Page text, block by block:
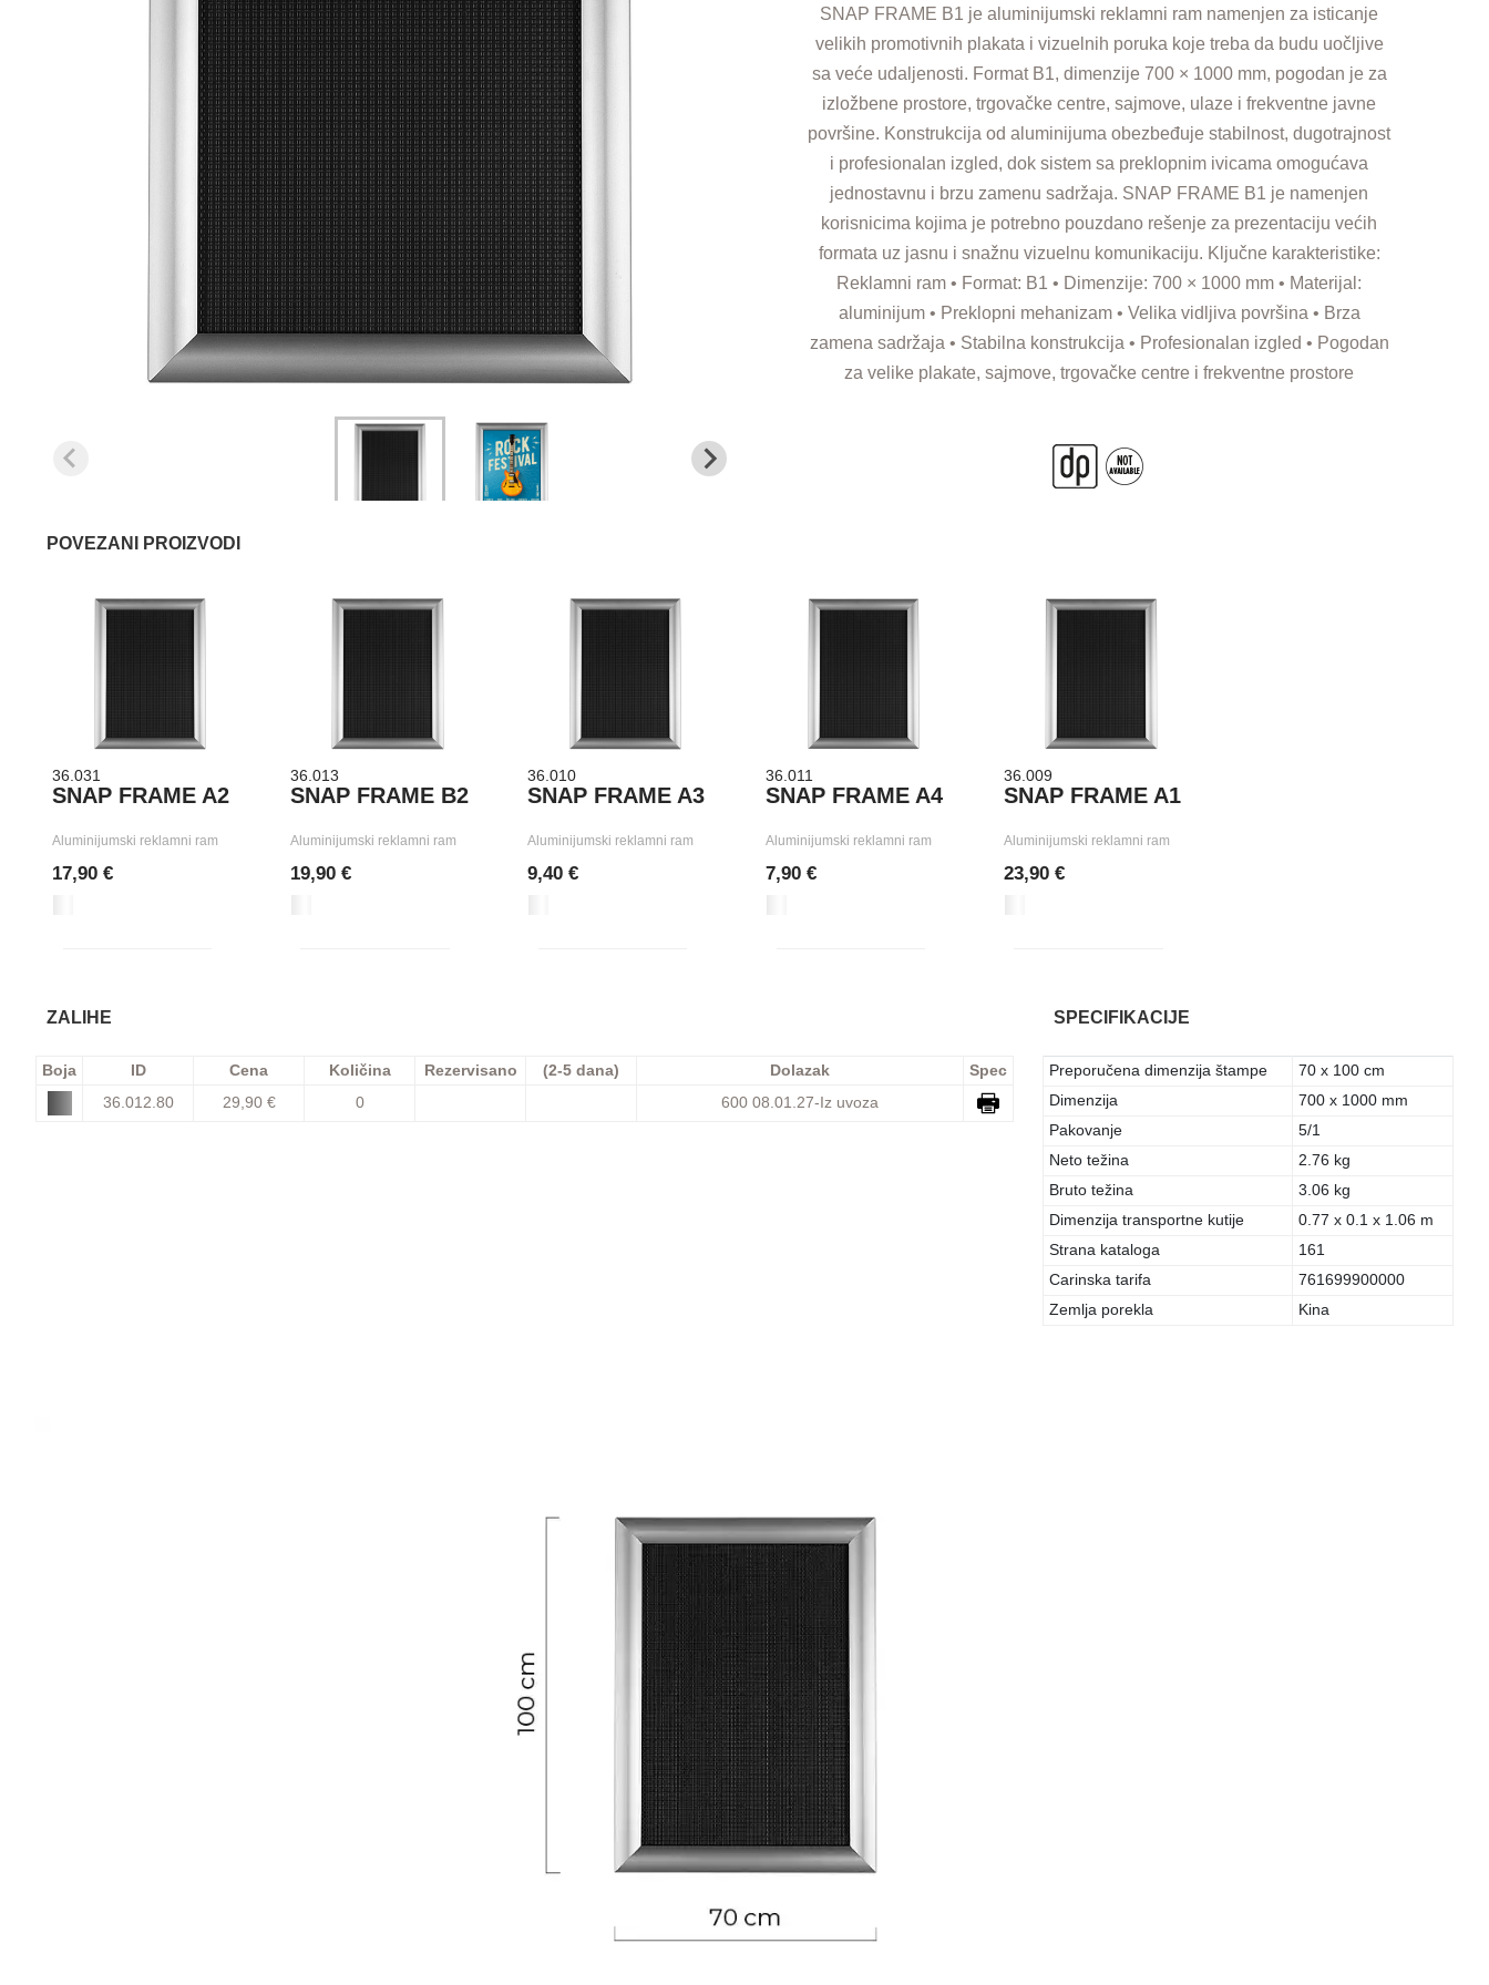
SNAP FRAME B1 je aluminijumski reklamni ram namenjen za isticanje
velikih promotivnih plakata i vizuelnih poruka koje treba da budu uočljive
sa veće udaljenosti. Format B1, dimenzije 700 × 1000 mm, pogodan je za
izložbene prostore, trgovačke centre, sajmove, ulaze i frekventne javne
površine. Konstrukcija od aluminijuma obezbeđuje stabilnost, dugotrajnost
i profesionalan izgled, dok sistem sa preklopnim ivicama omogućava
jednostavnu i brzu zamenu sadržaja. SNAP FRAME B1 je namenjen
korisnicima kojima je potrebno pouzdano rešenje za prezentaciju većih
formata uz jasnu i snažnu vizuelnu komunikaciju. Ključne karakteristike:
Reklamni ram • Format: B1 • Dimenzije: 700 × 1000 mm • Materijal:
aluminijum • Preklopni mehanizam • Velika vidljiva površina • Brza
zamena sadržaja • Stabilna konstrukcija • Profesionalan izgled • Pogodan
za velike plakate, sajmove, trgovačke centre i frekventne prostore
POVEZANI PROIZVODI
36.031
SNAP FRAME A2
Aluminijumski reklamni ram
17,90 €
36.013
SNAP FRAME B2
Aluminijumski reklamni ram
19,90 €
36.010
SNAP FRAME A3
Aluminijumski reklamni ram
9,40 €
36.011
SNAP FRAME A4
Aluminijumski reklamni ram
7,90 €
36.009
SNAP FRAME A1
Aluminijumski reklamni ram
23,90 €
ZALIHE
Boja ID Cena Količina Rezervisano (2-5 dana) Dolazak
Spec
36.012.80
29,90 € 0 600 08.01.27-Iz uvoza
SPECIFIKACIJE
Preporučena dimenzija štampe
70 x 100 cm
Dimenzija
700 x 1000 mm
Pakovanje
5/1
Neto težina
2.76 kg
Bruto težina
3.06 kg
Dimenzija transportne kutije
0.77 x 0.1 x 1.06 m
Strana kataloga
161
Carinska tarifa
761699900000
Zemlja porekla
Kina